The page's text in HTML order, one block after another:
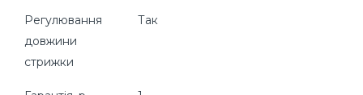
Регулювання
довжини
стрижки
Так